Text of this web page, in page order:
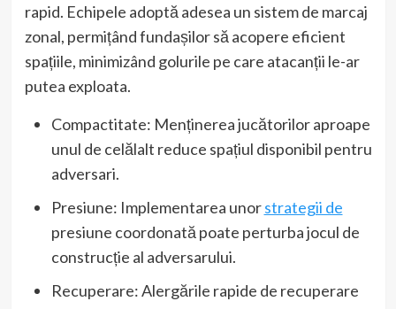
rapid. Echipele adoptă adesea un sistem de marcaj
zonal, permițând fundașilor să acopere eficient
spațiile, minimizând golurile pe care atacanții le-ar
putea exploata.
Compactitate: Menținerea jucătorilor aproape
unul de celălalt reduce spațiul disponibil pentru
adversari.
Presiune: Implementarea unorstrategii de
presiune coordonată poate perturba jocul de
construcție al adversarului.
Recuperare: Alergările rapide de recuperare